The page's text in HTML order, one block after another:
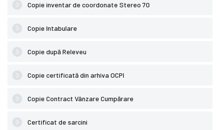
Copie inventar de coordonate Stereo 70
Copie Intabulare
Copie după Releveu
Copie certificată din arhiva OCPI
Copie Contract Vânzare Cumpărare
Certificat de sarcini